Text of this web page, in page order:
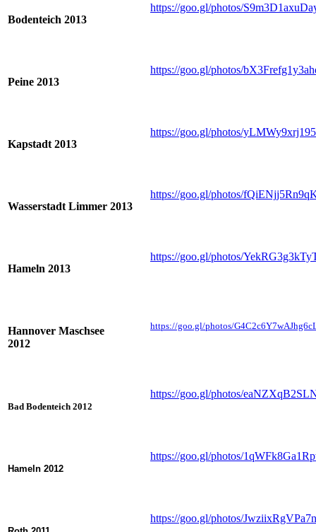
Bodenteich 2013
https://goo.gl/photos/
Peine 2013
https://goo.gl/photos/
Kapstadt 2013
https://goo.gl/photos/
Wasserstadt Limmer 2013
https://goo.gl/photos/
Hameln 2013
https://goo.gl/photos/
Hannover Maschsee
2012
https://goo.gl/photos/
Bad Bodenteich 2012
https://goo.gl/photos/
Hameln 2012
https://goo.gl/photos/
https://goo.gl/photos/